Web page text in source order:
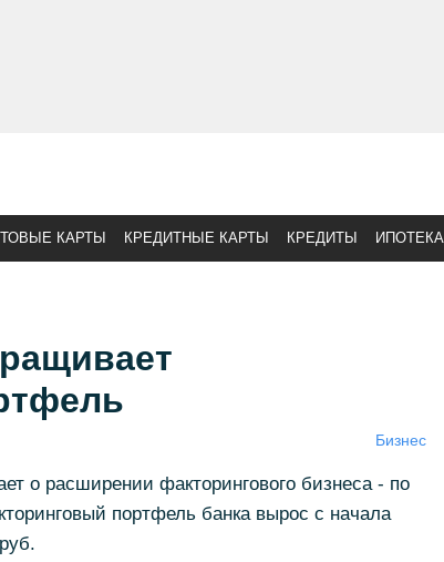
КАРТЫ КРЕДИТНЫЕ КАРТЫ КРЕДИТЫ ИПОТЕКА
Бизнес
о расширении факторингового бизнеса - по
портфель банка вырос с начала